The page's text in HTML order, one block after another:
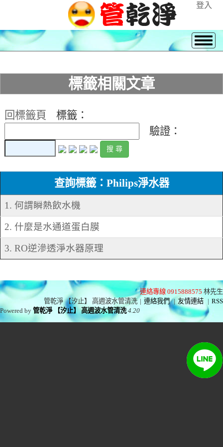
登入
標籤相關文章
回標籤頁
標籤：
驗證：
查詢標籤：Philips淨水器
1. 何謂瞬熱飲水機
2. 什麼是水通道蛋白膜
3. RO逆滲透淨水器原理
連絡專線 0915888575 林先生
管乾淨 【汐止】 高週波水管清洗 | 連絡我們 | 友情連結 | RSS
Powered by管乾淨 【汐止】 高週波水管清洗 4.20